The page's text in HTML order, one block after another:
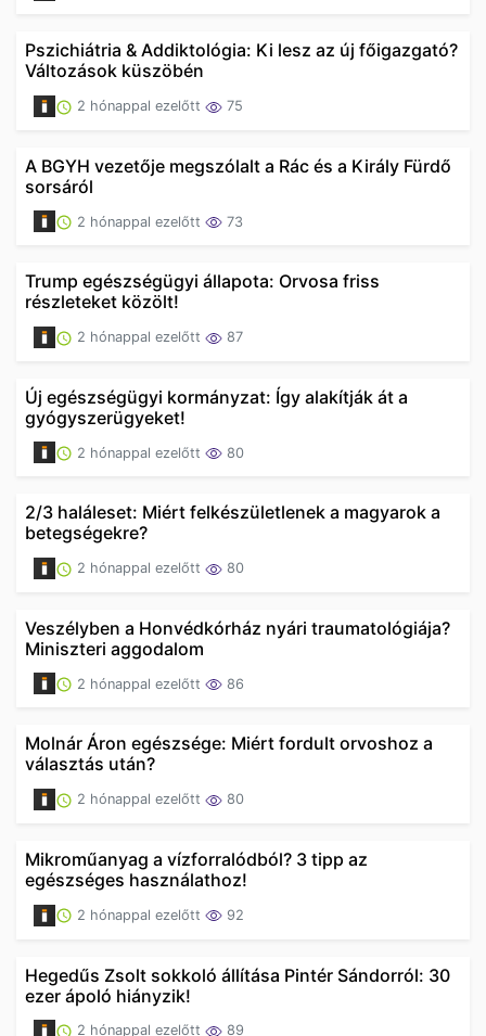
Pszichiátria & Addiktológia: Ki lesz az új főigazgató?
Változások küszöbén
2 hónappal ezelőtt 75
A BGYH vezetője megszólalt a Rác és a Király Fürdő
sorsáról
2 hónappal ezelőtt 73
Trump egészségügyi állapota: Orvosa friss
részleteket közölt!
2 hónappal ezelőtt 87
Új egészségügyi kormányzat: Így alakítják át a
gyógyszerügyeket!
2 hónappal ezelőtt 80
2/3 haláleset: Miért felkészületlenek a magyarok a
betegségekre?
2 hónappal ezelőtt 80
Veszélyben a Honvédkórház nyári traumatológiája?
Miniszteri aggodalom
2 hónappal ezelőtt 86
Molnár Áron egészsége: Miért fordult orvoshoz a
választás után?
2 hónappal ezelőtt 80
Mikroműanyag a vízforralódból? 3 tipp az
egészséges használathoz!
2 hónappal ezelőtt 92
Hegedűs Zsolt sokkoló állítása Pintér Sándorról: 30
ezer ápoló hiányzik!
2 hónappal ezelőtt 89